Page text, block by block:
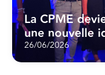
La CPME
une nouvelle
26/06/2026